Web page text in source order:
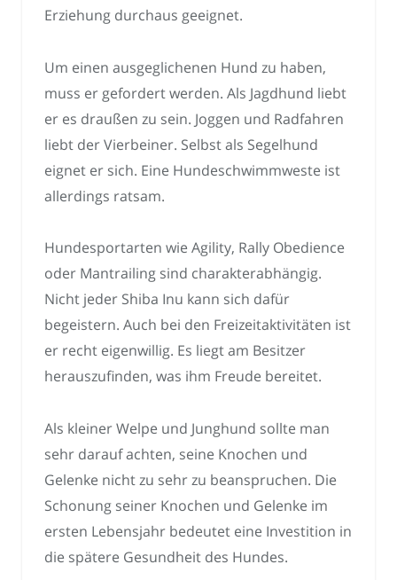
Erziehung durchaus geeignet.
Um einen ausgeglichenen Hund zu haben,
muss er gefordert werden. Als Jagdhund liebt
er es draußen zu sein. Joggen und Radfahren
liebt der Vierbeiner. Selbst als Segelhund
eignet er sich. Eine Hundeschwimmweste ist
allerdings ratsam.
Hundesportarten wie Agility, Rally Obedience
oder Mantrailing sind charakterabhängig.
Nicht jeder Shiba Inu kann sich dafür
begeistern. Auch bei den Freizeitaktivitäten ist
er recht eigenwillig. Es liegt am Besitzer
herauszufinden, was ihm Freude bereitet.
Als kleiner Welpe und Junghund sollte man
sehr darauf achten, seine Knochen und
Gelenke nicht zu sehr zu beanspruchen. Die
Schonung seiner Knochen und Gelenke im
ersten Lebensjahr bedeutet eine Investition in
die spätere Gesundheit des Hundes.